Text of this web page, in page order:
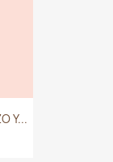
Y...